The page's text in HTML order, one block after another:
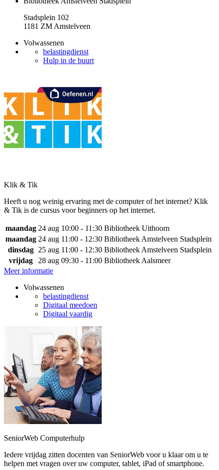
Stadsplein 102
1181 ZM Amstelveen
Volwassenen
belastingdienst
Hulp in de buurt
Klik & Tik
Heeft u nog weinig ervaring met de computer of het internet? Klik
& Tik is de cursus voor beginners op het internet.
maandag 24 aug 10:00 - 11:30 Bibliotheek Uithoorn
maandag 24 aug 11:00 - 12:30 Bibliotheek Amstelveen Stadsplein
dinsdag 25 aug 11:00 - 12:30 Bibliotheek Amstelveen Stadsplein
vrijdag
28 aug 09:30 - 11:00 Bibliotheek Aalsmeer
Meer informatie
Volwassenen
belastingdienst
Digitaal meedoen
Digitaal vaardig
SeniorWeb Computerhulp
Iedere vrijdag zitten docenten van SeniorWeb voor u klaar om u te
helpen met vragen over uw computer, tablet, iPad of smartphone.